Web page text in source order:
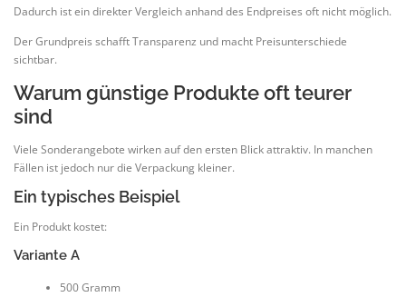
Dadurch ist ein direkter Vergleich anhand des Endpreises oft nicht möglich.
Der Grundpreis schafft Transparenz und macht Preisunterschiede
sichtbar.
Warum günstige Produkte oft teurer
sind
Viele Sonderangebote wirken auf den ersten Blick attraktiv. In manchen
Fällen ist jedoch nur die Verpackung kleiner.
Ein typisches Beispiel
Ein Produkt kostet:
Variante A
500 Gramm